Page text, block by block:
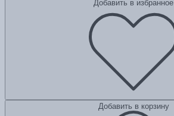
Добавить в избранное
Добавить в корзину